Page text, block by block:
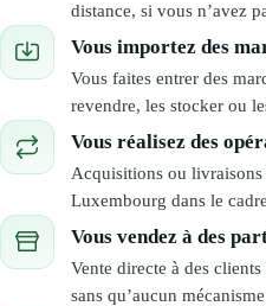
distance, si vous n’avez
Vous importez des
Vous faites entrer des
revendre, les stocker ou
Vous réalisez des
Acquisitions ou
Luxembourg dans le
Vous vendez à des
Vente directe à des
sans qu’aucun